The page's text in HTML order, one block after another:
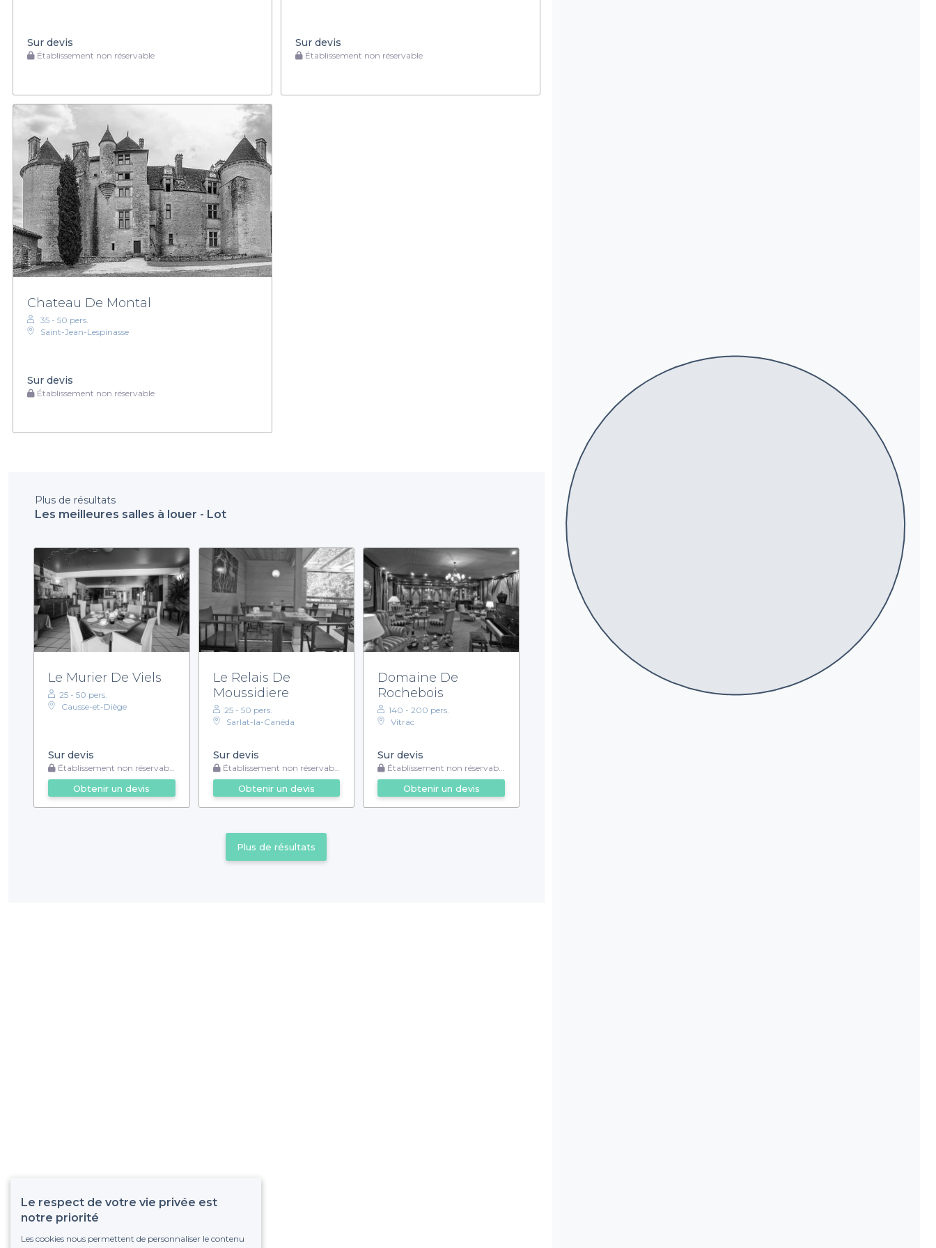
Sur devis
Établissement non réservable
Sur devis
Établissement non réservable
Chateau De Montal
35 - 50 pers.
Saint-Jean-Lespinasse
Sur devis
Établissement non réservable
Plus de résultats
Les meilleures salles à louer - Lot
Le Murier De Viels
25 - 50 pers.
Causse-et-Diège
Sur devis
Établissement non réservable
Obtenir un devis
Le Relais De
Moussidiere
25 - 50 pers.
Sarlat-la-Canéda
Sur devis
Établissement non réservable
Obtenir un devis
Domaine De
Rochebois
140 - 200 pers.
Vitrac
Sur devis
Établissement non réservable
Obtenir un devis
Plus de résultats
Le respect de votre vie privée est
notre priorité
Les cookies nous permettent de personnaliser le contenu